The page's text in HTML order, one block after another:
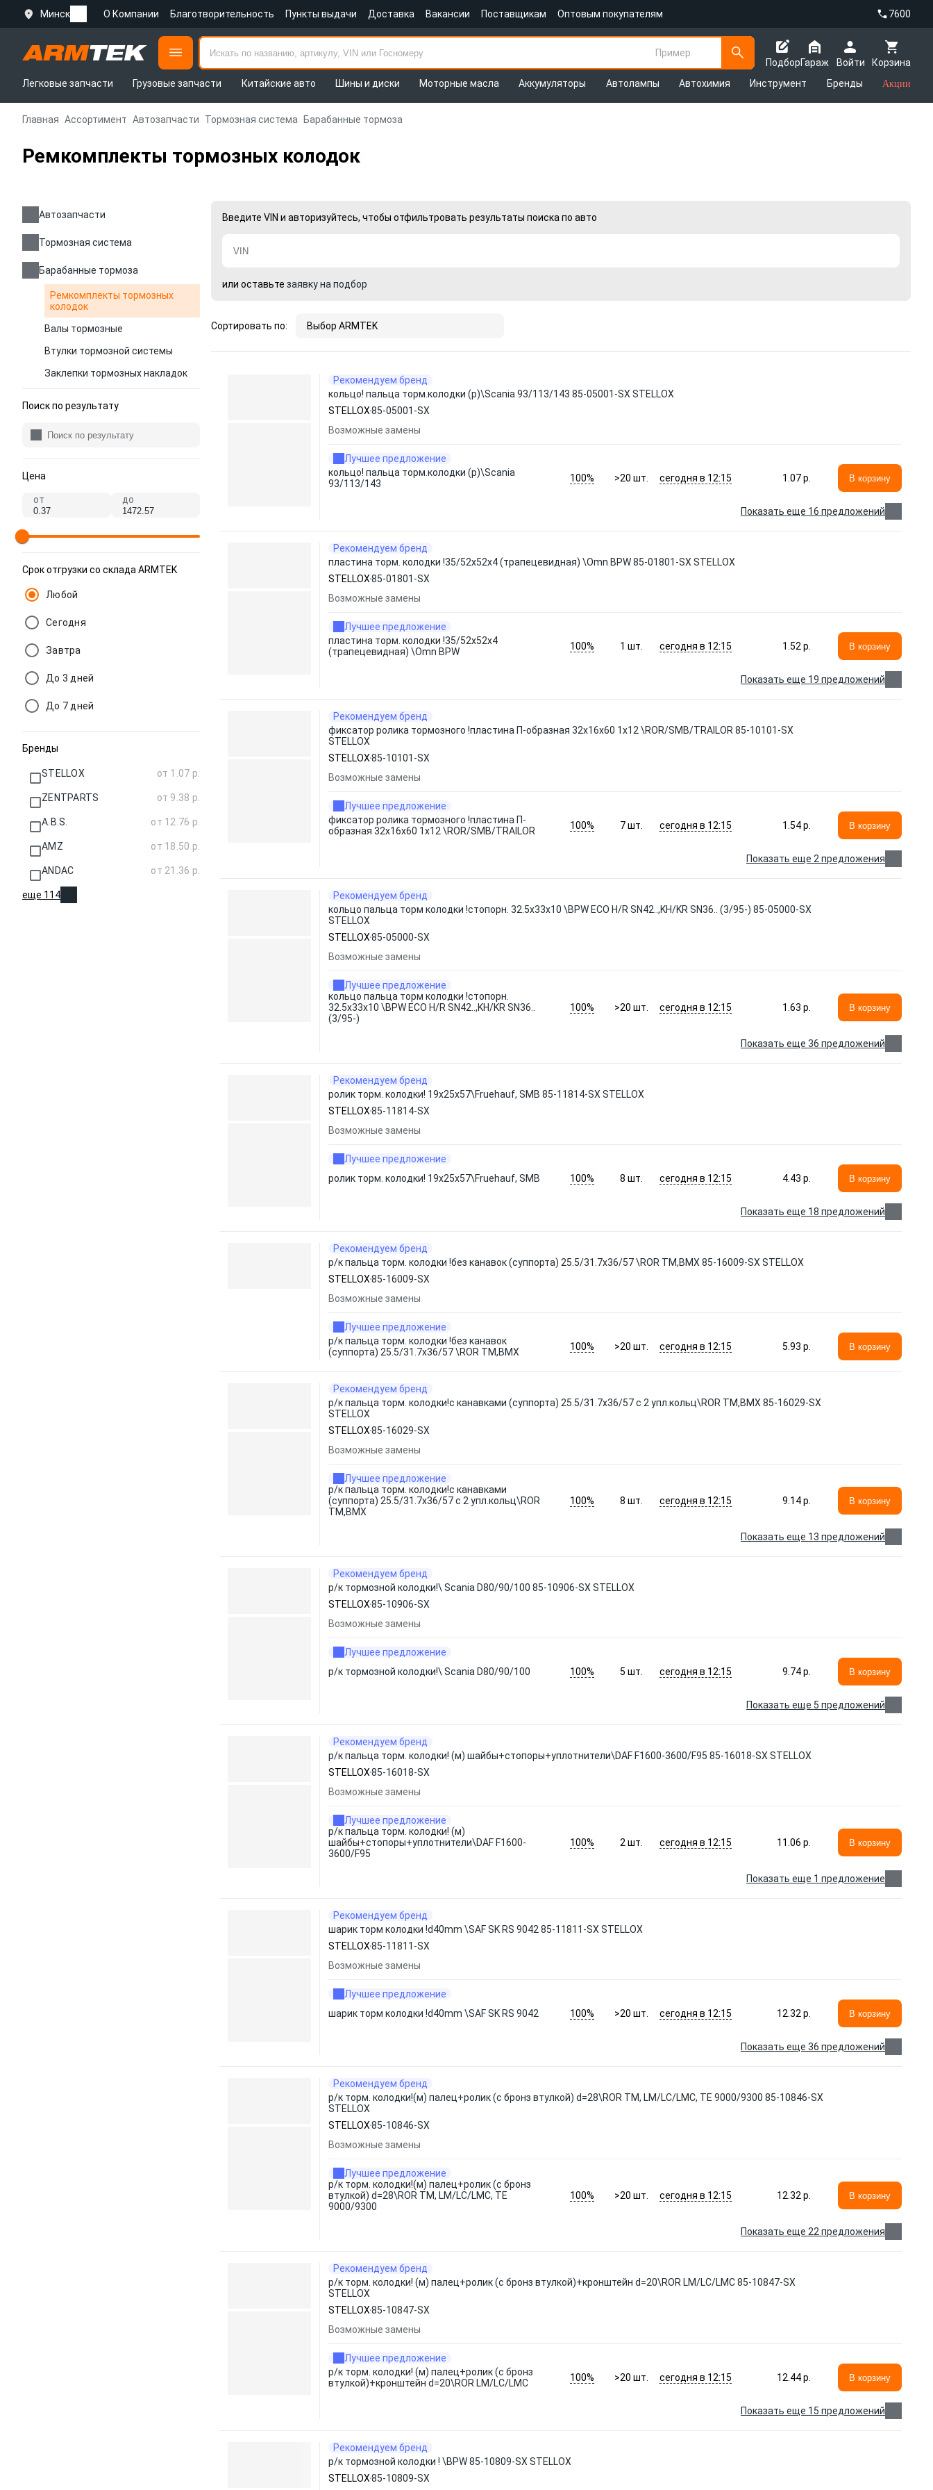
Минск О Компании Благотворительность Пункты выдачи Доставка Вакансии Поставщикам Оптовым покупателям 7600
Пример
Подбор
Корзина
Гараж
Войти
Легковые запчасти
Грузовые запчасти Китайские авто Шины и диски Моторные масла Аккумуляторы Автолампы Автохимия Инструмент Бренды Акции
Главная Ассортимент Автозапчасти Тормозная система Барабанные тормоза
Ремкомплекты тормозных колодок
Автозапчасти
Тормозная система
Барабанные тормоза
Ремкомплекты тормозных
колодок
Валы тормозные
Втулки тормозной системы
Заклепки тормозных накладок
барабанные
Ремкомплекты тормозного вала
Трещетки тормозные
Тормозные барабаны
Тормозные колодки барабанные
Поиск по результату
Цена
от до
Срок отгрузки со склада ARMTEK
Любой
Сегодня
Завтра
До 3 дней
До 7 дней
Бренды
STELLOX от 1.07 р.
ZENTPARTS от 9.38 р.
A.B.S. от 12.76 р.
AMZ от 18.50 р.
ANDAC от 21.36 р.
еще 114
Введите VIN и авторизуйтесь, чтобы отфильтровать результаты поиска по авто
или оставьте заявку на подбор
Сортировать по: Выбор ARMTEK
Рекомендуем бренд
кольцо! пальца торм.колодки (р)\Scania 93/113/143 85-05001-SX STELLOX
STELLOX85-05001-SX
Возможные замены
Лучшее предложение
кольцо! пальца торм.колодки (р)\Scania
93/113/143
100% >20 шт. сегодня в 12:15 1.07 p. В корзину
Показать еще 16 предложений
Рекомендуем бренд
пластина торм. колодки !35/52x52x4 (трапецевидная) \Omn BPW 85-01801-SX STELLOX
STELLOX85-01801-SX
Возможные замены
Лучшее предложение
пластина торм. колодки !35/52x52x4
(трапецевидная) \Omn BPW
100% 1 шт. сегодня в 12:15 1.52 p. В корзину
Показать еще 19 предложений
Рекомендуем бренд
фиксатор ролика тормозного !пластина П-образная 32x16x60 1x12 \ROR/SMB/TRAILOR 85-10101-SX
STELLOX
STELLOX85-10101-SX
Возможные замены
Лучшее предложение
фиксатор ролика тормозного !пластина П-
образная 32x16x60 1x12 \ROR/SMB/TRAILOR
100% 7шт. сегодня в 12:15 1.54 p. В корзину
Показать еще 2 предложения
Рекомендуем бренд
кольцо пальца торм колодки !стопорн. 32.5x33x10 \BPW ECO H/R SN42..,KH/KR SN36.. (3/95-) 85-05000-SX
STELLOX
STELLOX85-05000-SX
Возможные замены
Лучшее предложение
кольцо пальца торм колодки !стопорн.
32.5x33x10 \BPW ECO H/R SN42..,KH/KR SN36..
(3/95-)
100% >20 шт. сегодня в 12:15 1.63 p. В корзину
Показать еще 36 предложений
Рекомендуем бренд
ролик торм. колодки! 19x25x57\Fruehauf, SMB 85-11814-SX STELLOX
STELLOX85-11814-SX
Возможные замены
Лучшее предложение
ролик торм. колодки! 19x25x57\Fruehauf, SMB
100% 8 шт. сегодня в 12:15 4.43 p. В корзину
Показать еще 18 предложений
Рекомендуем бренд
р/к пальца торм. колодки !без канавок (суппорта) 25.5/31.7x36/57 \ROR TM,BMX 85-16009-SX STELLOX
STELLOX85-16009-SX
Возможные замены
Лучшее предложение
р/к пальца торм. колодки !без канавок
(суппорта) 25.5/31.7x36/57 \ROR TM,BMX
100% >20 шт. сегодня в 12:15 5.93 p. В корзину
Рекомендуем бренд
р/к пальца торм. колодки!с канавками (суппорта) 25.5/31.7x36/57 с 2 упл.кольц\ROR TM,BMX 85-16029-SX
STELLOX
STELLOX85-16029-SX
Возможные замены
Лучшее предложение
р/к пальца торм. колодки!с канавками
(суппорта) 25.5/31.7x36/57 с 2 упл.кольц\ROR
TM,BMX
100% 8 шт. сегодня в 12:15 9.14 p. В корзину
Показать еще 13 предложений
Рекомендуем бренд
р/к тормозной колодки!\ Scania D80/90/100 85-10906-SX STELLOX
STELLOX85-10906-SX
Возможные замены
Лучшее предложение
р/к тормозной колодки!\ Scania D80/90/100
100% 5 шт. сегодня в 12:15 9.74 p. В корзину
Показать еще 5 предложений
Рекомендуем бренд
р/к пальца торм. колодки! (м) шайбы+стопоры+уплотнители\DAF F1600-3600/F95 85-16018-SX STELLOX
STELLOX85-16018-SX
Возможные замены
Лучшее предложение
р/к пальца торм. колодки! (м)
шайбы+стопоры+уплотнители\DAF F1600-
3600/F95
100% 2 шт. сегодня в 12:15 11.06 p. В корзину
Показать еще 1 предложение
Рекомендуем бренд
шарик торм колодки !d40mm \SAF SK RS 9042 85-11811-SX STELLOX
STELLOX85-11811-SX
Возможные замены
Лучшее предложение
шарик торм колодки !d40mm \SAF SK RS 9042
100% >20 шт. сегодня в 12:15 12.32 p. В корзину
Показать еще 36 предложений
Рекомендуем бренд
р/к торм. колодки!(м) палец+ролик (с бронз втулкой) d=28\ROR TM, LM/LC/LMC, TE 9000/9300 85-10846-SX
STELLOX
STELLOX85-10846-SX
Возможные замены
Лучшее предложение
р/к торм. колодки!(м) палец+ролик (с бронз
втулкой) d=28\ROR TM, LM/LC/LMC, TE
9000/9300
100% >20 шт. сегодня в 12:15 12.32 p. В корзину
Показать еще 22 предложения
Рекомендуем бренд
р/к торм. колодки! (м) палец+ролик (с бронз втулкой)+кронштейн d=20\ROR LM/LC/LMC 85-10847-SX
STELLOX
STELLOX85-10847-SX
Возможные замены
Лучшее предложение
р/к торм. колодки! (м) палец+ролик (с бронз
втулкой)+кронштейн d=20\ROR LM/LC/LMC
100% >20 шт. сегодня в 12:15 12.44 p. В корзину
Показать еще 15 предложений
Рекомендуем бренд
р/к тормозной колодки ! \BPW 85-10809-SX STELLOX
STELLOX85-10809-SX